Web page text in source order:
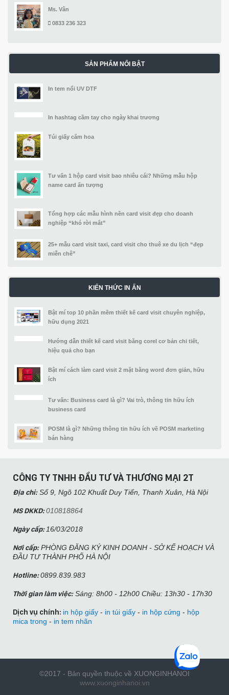
Ms. Vân
0833 236 323
SẢN PHẨM NỔI BẬT
In tem nổi UV DTF
In hashtag cầm tay cho ngày khai trương
Túi giấy cắm hoa
Tư vấn 1 hộp card visit bao nhiêu cái? Những mẫu hộp
name card ấn tượng
Tổng hợp các mẫu hình nền card visit đẹp cho doanh
nghiệp “khó rời mắt”
25+ mẫu card visit taxi, card visit cho thuê xe du lịch “đẹp
miễn chê”
KIẾN THỨC IN ẤN
Bật mí top 10 phần mềm thiết kế card visit chuyên nghiệp,
hữu dụng 2021
Hướng dẫn thiết kế card visit bằng corel cơ bản chi tiết,
hiệu quả cho bạn
Bật mí cách làm card visit 2 mặt bằng word đơn giản, hữu
ích
Tư vấn: Business card là gì? Vai trò, thông tin hữu ích
business card
POSM là gì? Những thông tin hữu ích về POSM marketing
bán hàng
CÔNG TY TNHH ĐẦU TƯ VÀ THƯƠNG MẠI 2T
Địa chỉ:Số 9, Ngõ 102 Khuất Duy Tiến, Thanh Xuân, Hà Nội​
MS DKKD:010818864
Ngày cấp:16/03/2018
Nơi cấp:PHÒNG ĐĂNG KÝ KINH DOANH - SỞ KẾ HOẠCH VÀ
ĐẦU TƯ THÀNH PHỐ HÀ NỘI
Hotline:0899.839.983
Thời gian làm việc:Sáng: 8h00 - 12h00 Chiều: 13h30 - 17h30
Dịch vụ chính: in hộp giấy - in túi giấy - in hộp cứng - hộp
mica trong - in tem nhãn
©2017 - Bản quyền thuộc về XUONGINHANOI
www.xuonginhanoi.vn